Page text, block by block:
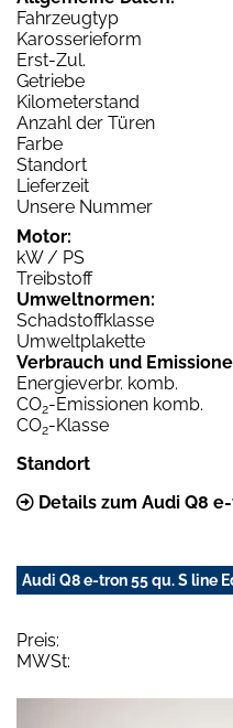
Fahrzeugtyp
Karosserieform
Erst-Zul.
Getriebe
Kilometerstand
Anzahl der Türen
Farbe
Standort
Lieferzeit
Unsere Nummer
Motor:
kW / PS
Treibstoff
Umweltnormen:
Schadstoffklasse
Umweltplakette
Verbrauch und
Energieverbr. komb.
CO2-Emissionen komb.
CO2-Klasse
Standort
Details zum Audi Q8
Audi Q8 e-tron 55 qu. S line
Preis:
MWSt: